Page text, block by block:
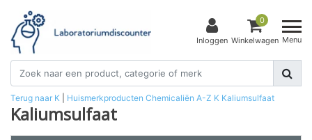
Inloggen
0
Winkelwagen Menu
Terug naar K Huismerkproducten Chemicaliën A-Z K Kaliumsulfaat
Kaliumsulfaat